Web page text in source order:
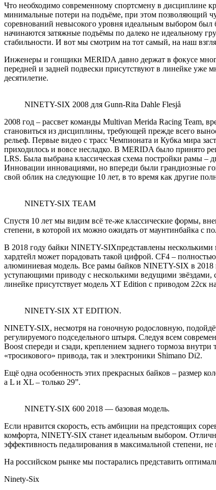
Что необходимо современному спортсмену в дисциплине
минимальные потери на подъёме, при этом позволяющий
соревнований невысокого уровня идеальным выбором был
начинаются затяжные подъёмы по далеко не идеальному
стабильности. И вот мы смотрим на тот самый, на наш
Инженеры и гонщики MERIDA давно держат в фокусе
передней и задней подвески присутствуют в линейке уже
десятилетие.
NINETY-SIX 2008 для Gunn-Rita Dahle Flesjå
2008 год – рассвет команды Multivan Merida Racing Team,
становиться из дисциплины, требующей прежде всего
рельеф. Первые видео с трасс Чемпионата и Кубка мира
приходилось и вовсе несладко. В MERIDA было принято
LRS. Была выбрана классическая схема постройки рамы –
Инновации инновациями, но впереди были грандиозные
свой облик на следующие 10 лет, в то время как другие
NINETY-SIX TEAM
Спустя 10 лет мы видим всё те-же классические формы,
степени, в которой их можно ожидать от маунтинбайка с
В 2018 году байки NINETY-SIXпредставлены несколькими
хардтейл может порадовать такой цифрой. CF4 –
алюминиевая модель. Все рамы байков NINETY-SIX в 2018
уступающими приводу с несколькими ведущими звёздами,
линейке присутствует модель XT Edition с приводом 22ск
NINETY-SIX XT EDITION.
NINETY-SIX, несмотря на гоночную родословную,
регулируемого подседельного штыря. Следуя всем
Boost спереди и сзади, креплением заднего тормоза
«тросикового» привода, так и электроники Shimano Di2.
Ещё одна особенность этих прекрасных байков – размер
а L и XL – только 29”.
NINETY-SIX 600 2018 — базовая модель.
Если нравится скорость, есть амбиции на предстоящих
комфорта, NINETY-SIX станет идеальным выбором.
эффективность педалирования в максимальной степени,
На российском рынке мы постарались представить
Ninety-Six